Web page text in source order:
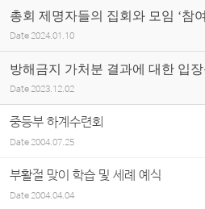
총회 제명자들의 집회와 모임 ‘참
Date 2024.01.10
방해금지 가처분 결과에 대한 입
Date 2023.12.02
중등부 하계수련회
Date2004.07.25
부활절 맞이 학습 및 세례 예식
Date2004.04.04